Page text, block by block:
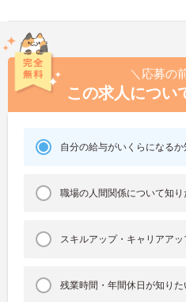
＼応募の
この求人につい
自分の給与がいくらになる
職場の人間関係について知り
スキルアップ・キャリアア
残業時間・年間休日が知りた